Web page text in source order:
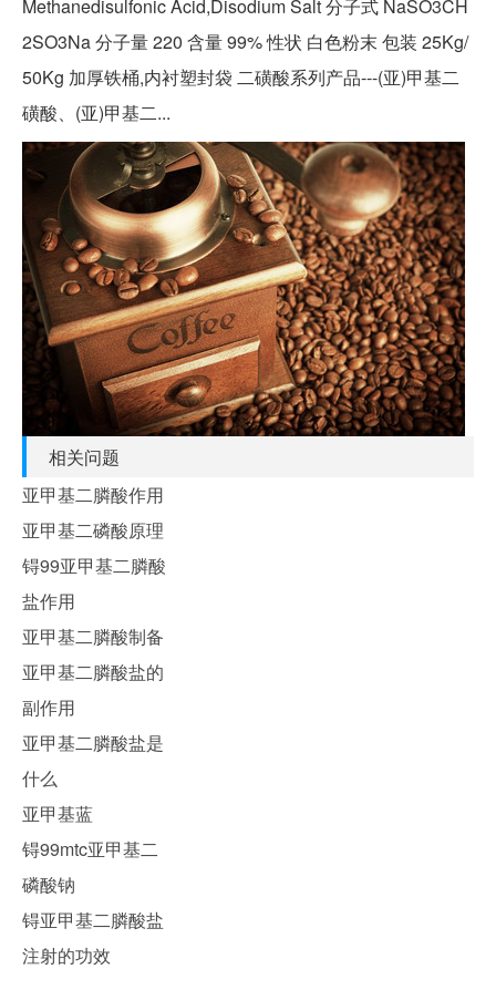
Methanedisulfonic Acid,Disodium Salt 分子式 NaSO3CH
2SO3Na 分子量 220 含量 99% 性状 白色粉末 包装 25Kg/
50Kg 加厚铁桶,内衬塑封袋 二磺酸系列产品---(亚)甲基二
磺酸、(亚)甲基二...
相关问题
亚甲基二膦酸作用
亚甲基二磷酸原理
锝99亚甲基二膦酸
盐作用
亚甲基二膦酸制备
亚甲基二膦酸盐的
副作用
亚甲基二膦酸盐是
什么
亚甲基蓝
锝99mtc亚甲基二
磷酸钠
锝亚甲基二膦酸盐
注射的功效